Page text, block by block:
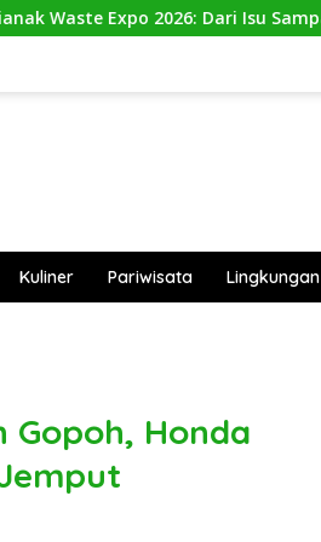
Dari Isu Sampah Menuju Aksi Nyata
Kuliner Pariwisata Lingkungan
Gopoh, Honda